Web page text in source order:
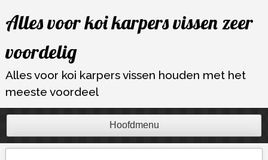
naar
inhoud
Alles voor koi karpers vissen zeer
voordelig
Alles voor koi karpers vissen houden met het
meeste voordeel
Hoofdmenu